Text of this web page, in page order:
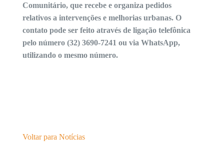
Comunitário, que recebe e organiza pedidos
relativos a intervenções e melhorias urbanas. O
contato pode ser feito através de ligação telefônica
pelo número (32) 3690-7241 ou via WhatsApp,
utilizando o mesmo número.
Voltar para Notícias